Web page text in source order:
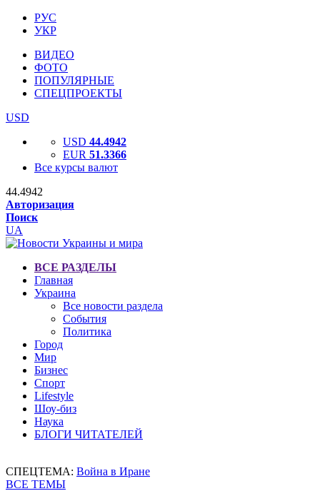
РУС
УКР
ВИДЕО
ФОТО
ПОПУЛЯРНЫЕ
СПЕЦПРОЕКТЫ
USD
USD 44.4942
EUR 51.3366
Все курсы валют
44.4942
Авторизация
Поиск
UA
ВСЕ РАЗДЕЛЫ
Главная
Украина
Все новости раздела
События
Политика
Город
Мир
Бизнес
Спорт
Lifestyle
Шоу-биз
Наука
БЛОГИ ЧИТАТЕЛЕЙ
СПЕЦТЕМА: Война в Иране
ВСЕ ТЕМЫ